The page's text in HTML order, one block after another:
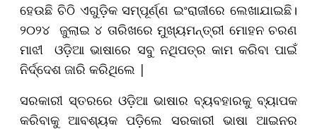
ହେଉଛି ଚିଠି ଏଗୁଡ଼ିକ ସମ୍ପୂର୍ଣ୍ଣ ଇଂରାଜୀରେ ଲେଖାଯାଇଛି।
୨୦୨୪ ଜୁଲାଇ ୪ ତାରିଖରେ ମୁଖ୍ୟମନ୍ତ୍ରୀ ମୋହନ ଚରଣ
ମାଝୀ ଓଡ଼ିଆ ଭାଷାରେ ସବୁ ନଥିପତ୍ର କାମ କରିବା ପାଇଁ
ନିର୍ଦ୍ଦେଶ ଜାରି କରିଥିଲେ |
ସରକାରୀ ସ୍ତରରେ ଓଡ଼ିଆ ଭାଷାର ବ୍ୟବହାରକୁ ବ୍ୟାପକ
କରିବାକୁ ଆବଶ୍ୟକ ପଡ଼ିଲେ ସରକାରୀ ଭାଷା ଆଇନର